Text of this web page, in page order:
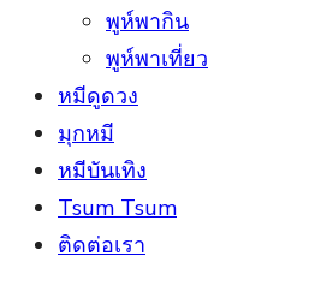
พูห์พากิน
พูห์พาเที่ยว
หมีดูดวง
มุกหมี
หมีบันเทิง
Tsum Tsum
ติดต่อเรา